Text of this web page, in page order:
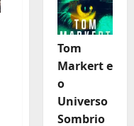
Tom
Markert e
o
Universo
Sombrio